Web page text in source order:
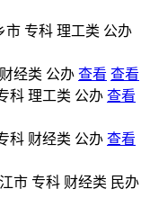
市 专科 理工类 公办
财经类 公办 查看 查看
科 理工类 公办 查看
科 财经类 公办 查看
市 专科 财经类 民办